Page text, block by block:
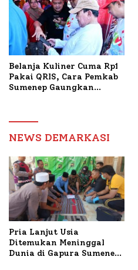
Belanja Kuliner Cuma Rp1
Pakai QRIS, Cara Pemkab
Sumenep Gaungkan
NEWS DEMARKASI
Pria Lanjut Usia
Ditemukan Meninggal
Dunia di Gapura Sumenep,